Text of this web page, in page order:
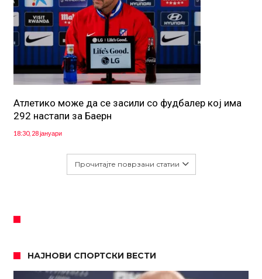
Атлетико може да се засили со фудбалер кој има
292 настапи за Баерн
18:30, 28 јануари
Прочитајте поврзани статии
НАЈНОВИ СПОРТСКИ ВЕСТИ